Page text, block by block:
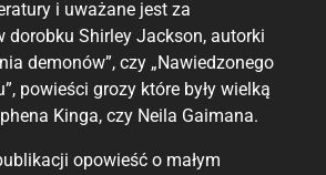
i uważane jest za
dorobku Shirley Jackson, autorki
demonów”, czy „Nawiedzonego
powieści grozy które były wielką
Kinga, czy Neila Gaimana.
opowieść o małym